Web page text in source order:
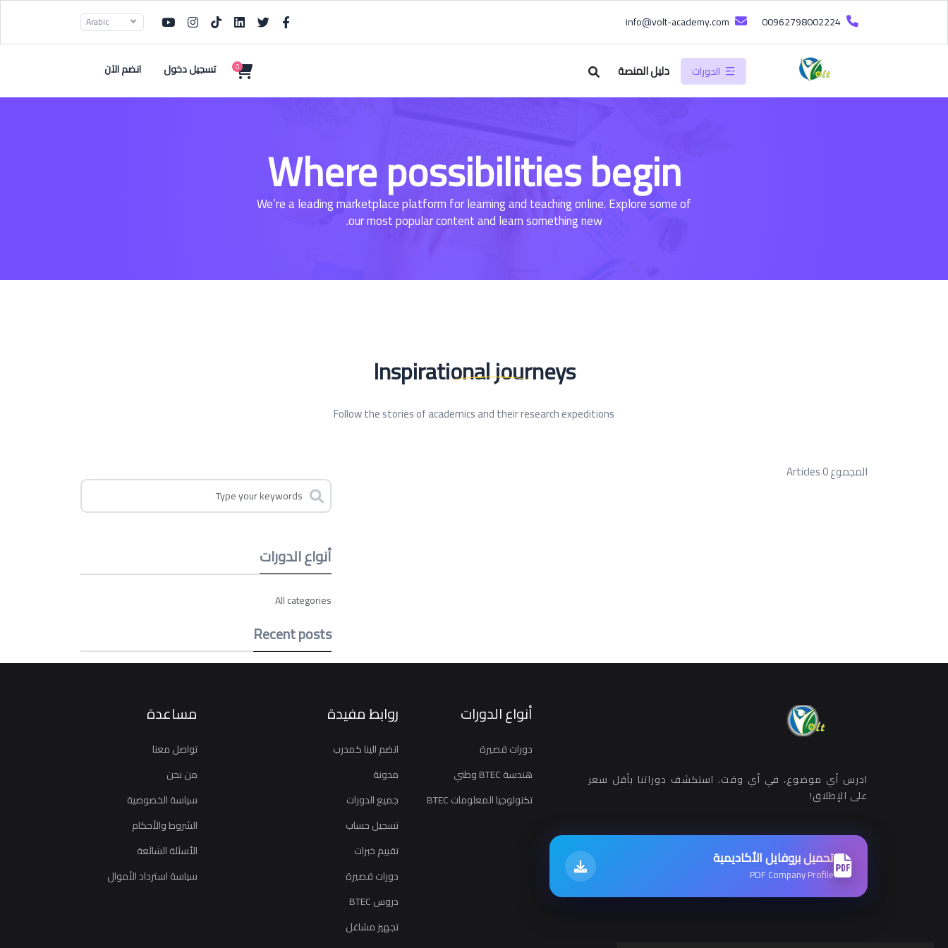
Arabic
الدورات دليل المنصة 0 تسجيل دخول انضم الآن
Where possibilities begin
We’re a leading marketplace platform for learning and teaching online. Explore some of
our most popular content and learn something new.
Inspirational journeys
Follow the stories of academics and their research expeditions
المجموع 0 Articles
أنواع الدورات
All categories
Recent posts
ادرس أي موضوع، في أي وقت. استكشف دوراتنا بأقل سعر
على الإطلاق!
تحميل بروفايل الأكاديمية
PDF Company Profile
أنواع الدورات
دورات قصيرة
هندسة BTEC وطني
تكنولوجيا المعلومات BTEC
روابط مفيدة
انضم الينا كمدرب
مدونة
جميع الدورات
تسجيل حساب
تقييم خبرات
دورات قصيرة
دروس BTEC
تجهيز مشاغل
مساعدة
تواصل معنا
من نحن
سياسة الخصوصية
الشروط والأحكام
الأسئلة الشائعة
سياسة استرداد الأموال